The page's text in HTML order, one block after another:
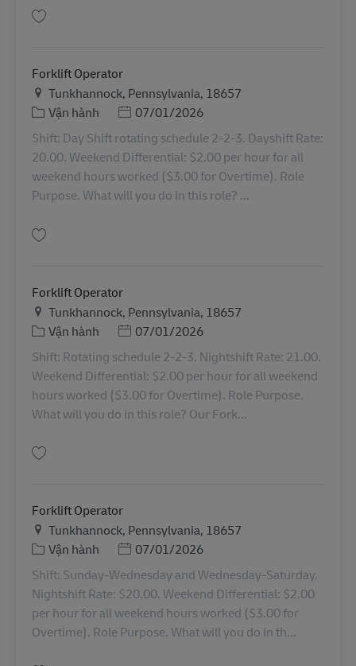
Forklift Operator
Địa điểm
Tunkhannock, Pennsylvania, 18657
Danh mục
Vận hành Posted Date
07/01/2026
Shift: Day Shift rotating schedule 2-2-3. Dayshift Rate:
20.00. Weekend Differential: $2.00 per hour for all
weekend hours worked ($3.00 for Overtime). Role
Purpose. What will you do in this role? ...
Forklift Operator
Địa điểm
Tunkhannock, Pennsylvania, 18657
Danh mục
Vận hành Posted Date
07/01/2026
Shift: Rotating schedule 2-2-3. Nightshift Rate: 21.00.
Weekend Differential: $2.00 per hour for all weekend
hours worked ($3.00 for Overtime). Role Purpose.
What will you do in this role? Our Fork...
Forklift Operator
Địa điểm
Tunkhannock, Pennsylvania, 18657
Danh mục
Vận hành Posted Date
07/01/2026
Shift: Sunday-Wednesday and Wednesday-Saturday.
Nightshift Rate: $20.00. Weekend Differential: $2.00
per hour for all weekend hours worked ($3.00 for
Overtime). Role Purpose. What will you do in th...